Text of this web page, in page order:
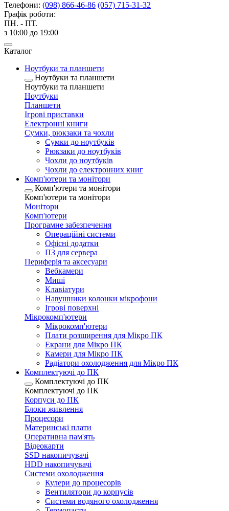
Телефони: (098) 866-46-86 (057) 715-31-32
Графік роботи:
ПН. - ПТ.
з 10:00 до 19:00
Каталог
Ноутбуки та планшети
Ноутбуки та планшети
Ноутбуки та планшети
Ноутбуки
Планшети
Ігрові приставки
Електронні книги
Сумки, рюкзаки та чохли
Сумки до ноутбуків
Рюкзаки до ноутбуків
Чохли до ноутбуків
Чохли до електронних книг
Комп'ютери та монітори
Комп'ютери та монітори
Комп'ютери та монітори
Монітори
Комп'ютери
Програмне забезпечення
Операційні системи
Офісні додатки
ПЗ для сервера
Периферія та аксесуари
Вебкамери
Миші
Клавіатури
Навушники колонки мікрофони
Ігрові поверхні
Мікрокомп'ютери
Мікрокомп'ютери
Плати розширення для Мікро ПК
Екрани для Мікро ПК
Камери для Мікро ПК
Радіатори охолодження для Мікро ПК
Комплектуючі до ПК
Комплектуючі до ПК
Комплектуючі до ПК
Корпуси до ПК
Блоки живлення
Процесори
Материнські плати
Оперативна пам'ять
Відеокарти
SSD накопичувачі
HDD накопичувачі
Системи охолодження
Кулери до процесорів
Вентилятори до корпусів
Системи водяного охолодження